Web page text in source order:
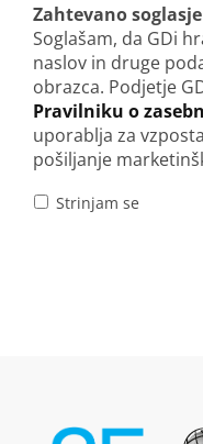
Zahtevano soglasje
Soglašam, da GDi
naslov in druge
obrazca. Podjetje
Pravilniku o
uporablja za
pošiljanje
Strinjam se